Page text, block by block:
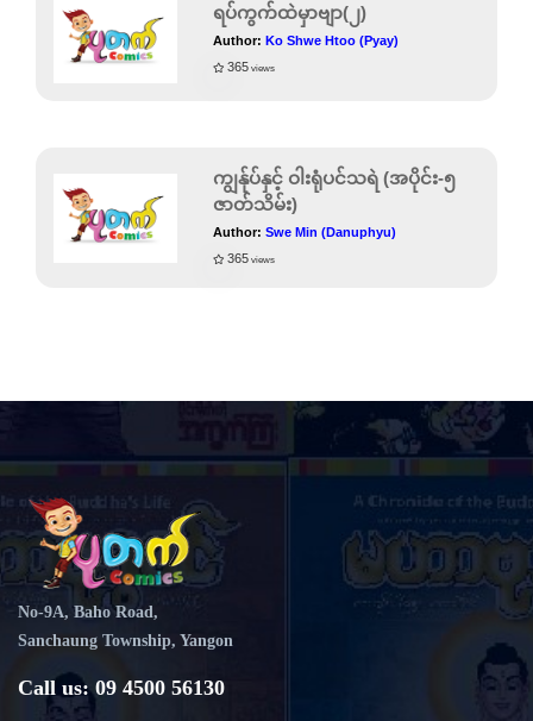
ရပ်ကွက်ထဲမှာဗျာ(၂)
Author: Ko Shwe Htoo (Pyay)
365 views
ကျွန်ုပ်နှင့် ဝါးရုံပင်သရဲ (အပိုင်း-၅
ဇာတ်သိမ်း)
Author: Swe Min (Danuphyu)
365 views
No-9A, Baho Road,
Sanchaung Township, Yangon
Call us: 09 4500 56130